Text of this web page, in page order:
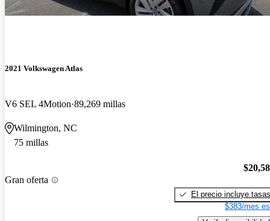
2021 Volkswagen Atlas
V6 SEL 4Motion 89,269 millas
Wilmington, NC
75 millas
Gran oferta
El precio incluye tasas
$383/mes